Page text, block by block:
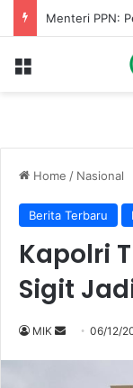
Menu
Home / Nasional
Berita Terbaru
Kapolri
Sigit
MIK
Send06/12/